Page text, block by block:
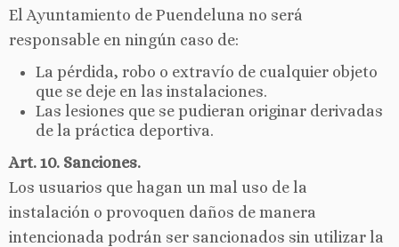
El Ayuntamiento de Puendeluna no será
responsable en ningún caso de:
La pérdida, robo o extravío de cualquier objeto
que se deje en las instalaciones.
Las lesiones que se pudieran originar derivadas
de la práctica deportiva.
Art. 10. Sanciones.
Los usuarios que hagan un mal uso de la
instalación o provoquen daños de manera
intencionada podrán ser sancionados sin utilizar la